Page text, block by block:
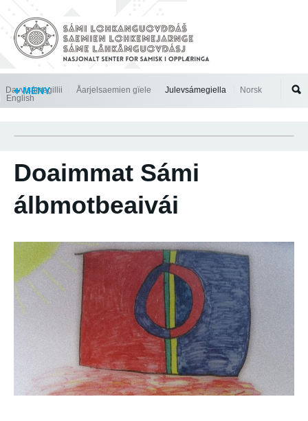
MENY
Davvisámegillii Åarjelsaemien gïele Julevsámegiella
Norsk
English
Doaimmat Sámi
álbmotbeaivái